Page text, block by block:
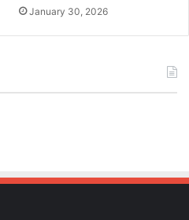
January 30, 2026